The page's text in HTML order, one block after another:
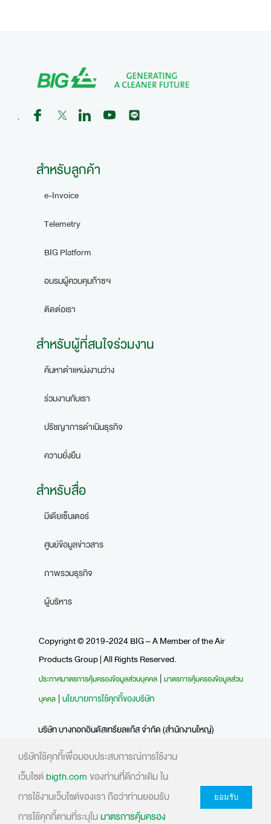
สำหรับลูกค้า
e-Invoice
Telemetry
BIG Platform
อบรมผู้ควบคุมก๊าซฯ
ติดต่อเรา
สำหรับผู้ที่สนใจร่วมงาน
ค้นหาตำแหน่งงานว่าง
ร่วมงานกับเรา
ปรัชญาการดำเนินธุรกิจ
ความยั่งยืน
สำหรับสื่อ
มีเดียเซ็นเตอร์
ศูนย์ข้อมูลข่าวสาร
ภาพรวมธุรกิจ
ผู้บริหาร
Copyright © 2019-2024 BIG – A Member of the Air
Products Group | All Rights Reserved.
ประกาศมาตรการคุ้มครองข้อมูลส่วนบุคคล |มาตรการคุ้มครองข้อมูลส่วน
บุคคล |นโยบายการใช้คุกกี้ของบริษัท
บริษัท บางกอกอินดัสเทรียลแก๊ส จำกัด (สำนักงานใหญ่)
1 อาคารพาร์ค สีลม ชั้น 24 ถนนคอนแวนต์ แขวงสีลม เขตบางรัก
กรุงเทพฯ 10500
โทร. 02-481-6789 อีเมลmkt@bigth.com
เลขประจำตัวผู้เสีย
ภาษี 0105530020975
สั่งก๊าซ โทร.02-481-6799
บริษัทใช้คุกกี้เพื่อมอบประสบการณ์การใช้งาน
เว็บไซต์bigth.comของท่านที่ดีกว่าเดิม ใน
การใช้งานเว็บไซต์ของเรา ถือว่าท่านยอมรับ
การใช้คุกกี้ตามที่ระบุในมาตรการคุ้มครอง
ยอมรับ